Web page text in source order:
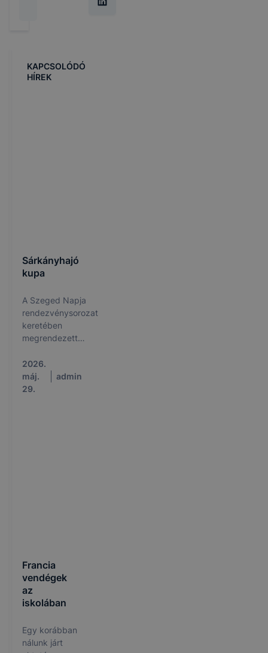
KAPCSOLÓDÓ
HÍREK
Sárkányhajó
kupa
A Szeged Napja
rendezvénysorozat
keretében
megrendezett
idén iskolánk
csapata nyerte.
2026.
máj.
29.
admin
Francia
vendégek
az
iskolában
Egy korábban
nálunk járt